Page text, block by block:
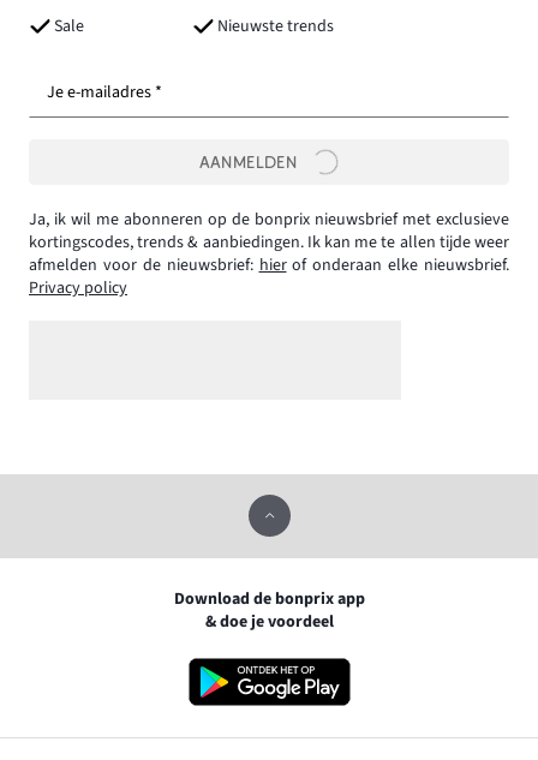
Sale
Nieuwste trends
Je e-mailadres *
AANMELDEN
Ja, ik wil me abonneren op de bonprix nieuwsbrief met exclusieve
kortingscodes, trends & aanbiedingen. Ik kan me te allen tijde weer
afmelden voor de nieuwsbrief: hierof onderaan elke nieuwsbrief.
Privacy policy
Download de bonprix app
& doe je voordeel